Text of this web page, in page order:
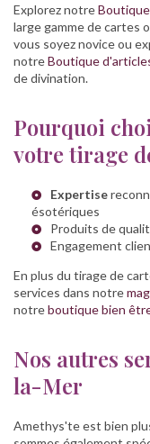
Explorez notre
large gamme de cartes
vous soyez novice ou
notreBoutique
de divination.
Pourquoi
votre tirage
Expertise
ésotériques
Produits de
Engagement
En plus du tirage de
services dans notre
notreboutique bien
Nos autres
la-Mer
Amethys'te est bien